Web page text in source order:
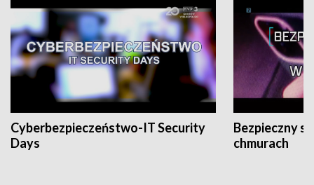
Cyberbezpieczeństwo-IT Security
Days
Bezpieczny
chmurach